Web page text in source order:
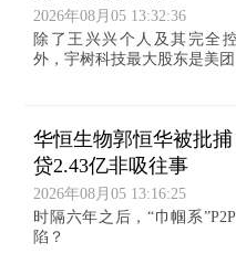
2026年08月05 13:32:36
除了王兴兴个人及其完全
外，宇树科技最大股东是美团
华恒生物郭恒华被批
贷2.43亿非吸往事
2026年08月05 13:16:25
时隔六年之后，“巾帼系
陷？